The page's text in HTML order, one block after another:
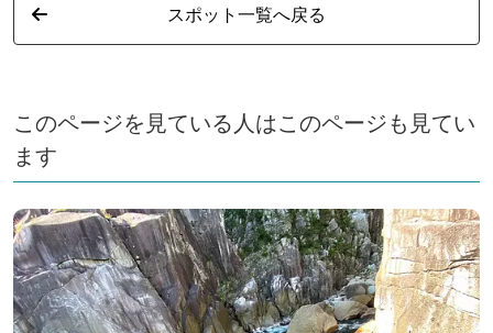
スポット一覧へ戻る
このページを見ている人はこのページも見てい
ます